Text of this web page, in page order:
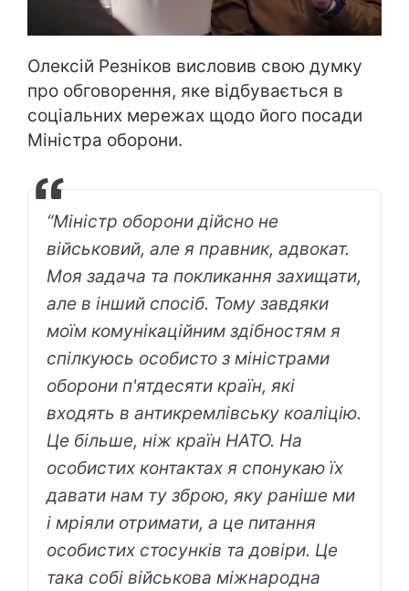
Олексій Резніков висловив свою думку
про обговорення, яке відбувається в
соціальних мережах щодо його посади
Міністра оборони.
“Міністр оборони дійсно не
військовий, але я правник, адвокат.
Моя задача та покликання захищати,
але в інший спосіб. Тому завдяки
моїм комунікаційним здібностям я
спілкуюсь особисто з міністрами
оборони п'ятдесяти країн, які
входять в антикремлівську коаліцію.
Це більше, ніж країн НАТО. На
особистих контактах я спонукаю їх
давати нам ту зброю, яку раніше ми
і мріяли отримати, а це питання
особистих стосунків та довіри. Це
така собі військова міжнародна